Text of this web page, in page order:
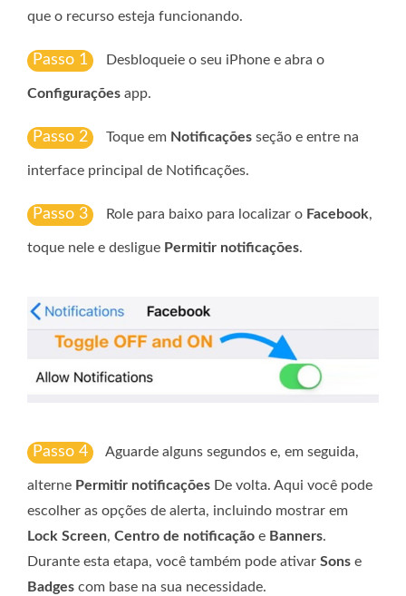
que o recurso esteja funcionando.
Passo 1 Desbloqueie o seu iPhone e abra o
Configurações app.
Passo 2 Toque em Notificações seção e entre na
interface principal de Notificações.
Passo 3 Role para baixo para localizar o Facebook,
toque nele e desligue Permitir notificações.
Passo 4 Aguarde alguns segundos e, em seguida,
alterne Permitir notificações De volta. Aqui você pode
escolher as opções de alerta, incluindo mostrar em
Lock Screen, Centro de notificação e Banners.
Durante esta etapa, você também pode ativar Sons e
Badges com base na sua necessidade.